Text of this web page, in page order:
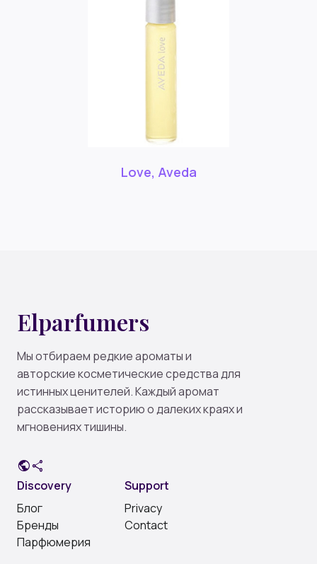
Love, Aveda
Elparfumers
Мы отбираем редкие ароматы и
авторские косметические средства для
истинных ценителей. Каждый аромат
рассказывает историю о далеких краях и
мгновениях тишины.
publicshare
Discovery
Блог
Бренды
Парфюмерия
Support
Privacy
Contact